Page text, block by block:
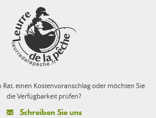
Rat, einen Kostenvoranschlag oder möchten Sie
die Verfügbarkeit prüfen?
Schreiben Sie uns